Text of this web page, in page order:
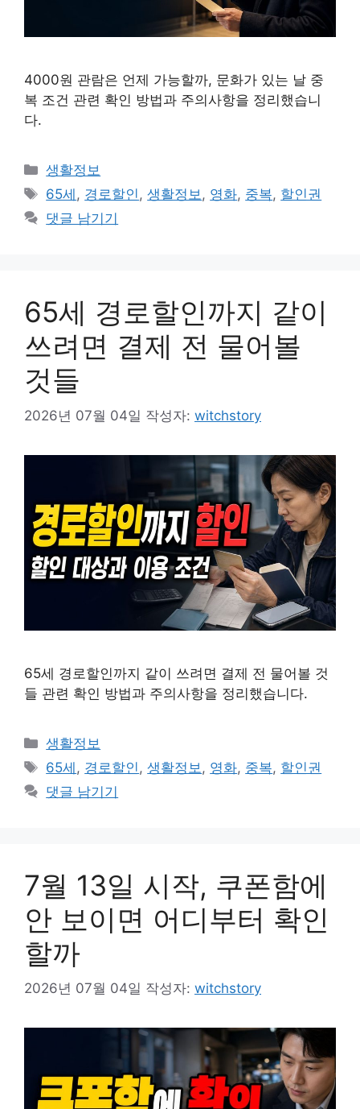
4000원 관람은 언제 가능할까, 문화가 있는 날 중
복 조건 관련 확인 방법과 주의사항을 정리했습니
다.
카
테
리
생활정보
태
그
65세 , 경로할인,생활정보, 영화, 중복, 할인권
댓글 남기기
65세 경로할인까지 같이
쓰려면 결제 전 물어볼
것들
2026년 07월 04일 작성자: witchstory
65세 경로할인까지 같이 쓰려면 결제 전 물어볼 것
들 관련 확인 방법과 주의사항을 정리했습니다.
카
테
리
생활정보
태
그
65세 , 경로할인 ,생활정보 , 영화, 중복, 할인권
댓글 남기기
7월 13일 시작, 쿠폰함에
안 보이면 어디부터 확인
할까
2026년 07월 04일 작성자: witchstory